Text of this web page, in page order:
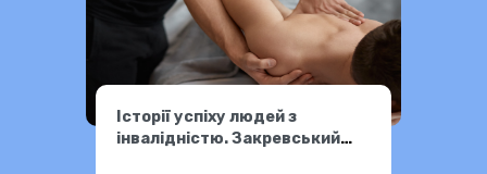
Історії успіху людей з
інвалідністю. Закревський